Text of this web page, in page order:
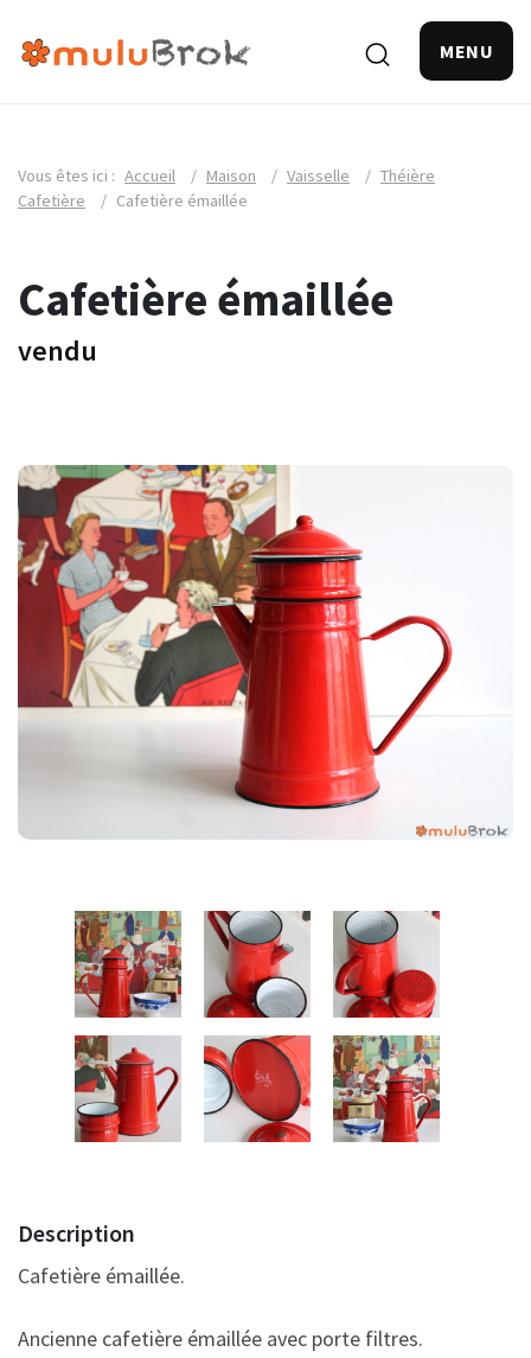
MENU
Vous êtes ici : Accueil / Maison / Vaisselle / Théière
Cafetière
/ Cafetière émaillée
Cafetière émaillée
vendu
Description
Cafetière émaillée.
Ancienne cafetière émaillée avec porte filtres.